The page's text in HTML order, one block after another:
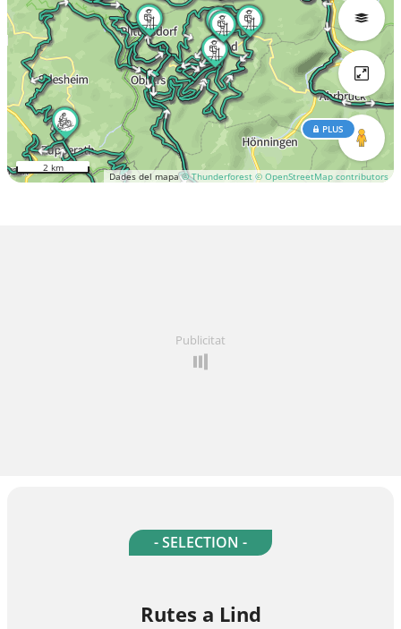
Dades del mapa© Thunderforest © OpenStreetMap contributors
PLUS
2 km
Publicitat
- SELECTION -
Rutes a Lind